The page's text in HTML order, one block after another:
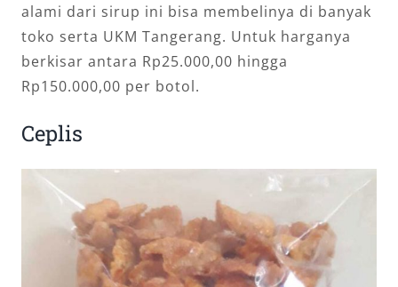
alami dari sirup ini bisa membelinya di banyak
toko serta UKM Tangerang. Untuk harganya
berkisar antara Rp25.000,00 hingga
Rp150.000,00 per botol.
Ceplis